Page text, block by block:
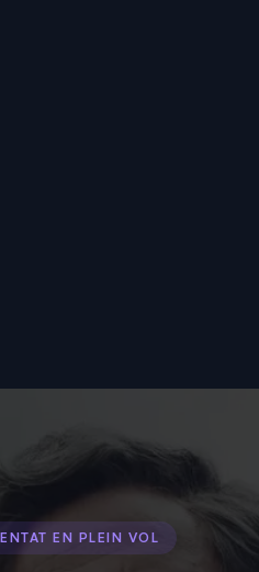
EN PLEIN VOL